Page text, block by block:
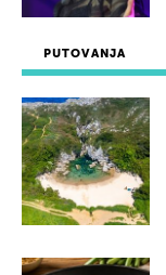
PUTOVANJA